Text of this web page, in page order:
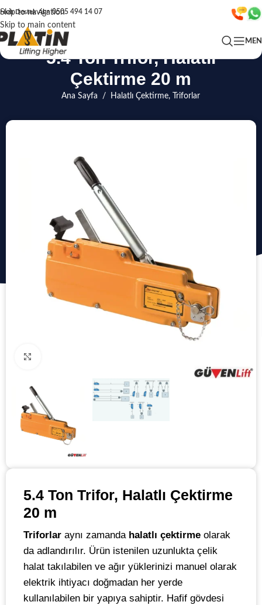
Skip to navigation
Skip to main content
Hızlı Destek Alın0505 494 14 07
5.4 Ton Trifor, Halatlı
Çektirme 20 m
Ana Sayfa / Halatlı Çektirme, Triforlar
5.4 Ton Trifor, Halatlı Çektirme
20 m
Triforlar aynı zamanda halatlı çektirme olarak
da adlandırılır. Ürün istenilen uzunlukta çelik
halat takılabilen ve ağır yüklerinizi manuel olarak
elektrik ihtiyacı doğmadan her yerde
kullanılabilen bir yapıya sahiptir. Hafif gövdesi